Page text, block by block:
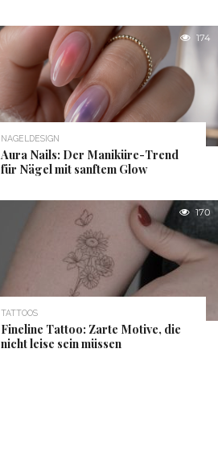
174
NAGELDESIGN
Aura Nails: Der Maniküre-Trend
für Nägel mit sanftem Glow
170
TATTOOS
Fineline Tattoo: Zarte Motive, die
nicht leise sein müssen